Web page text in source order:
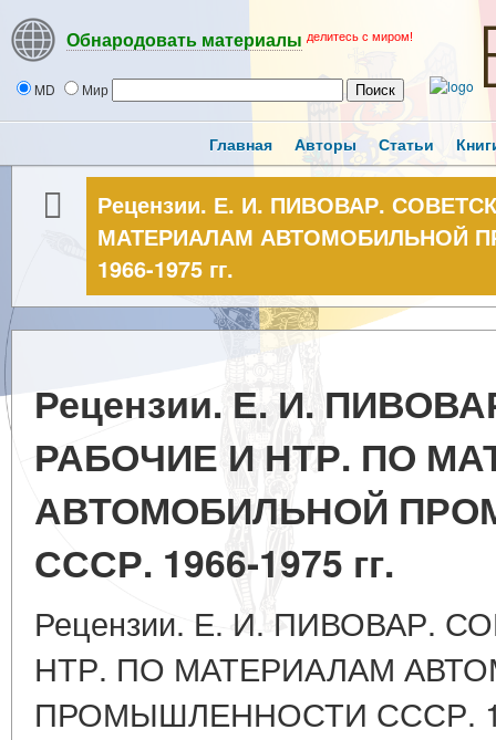
Обнародовать материалы делитесь с миром!
MD Мир
Главная Авторы Статьи
Рецензии. Е. И. ПИВОВАР.
МАТЕРИАЛАМ АВТОМОБИЛЬНОЙ
1966-1975 гг.
Рецензии. Е. И.
РАБОЧИЕ И НТР. ПО
АВТОМОБИЛЬНОЙ
СССР. 1966-1975 гг.
Рецензии. Е. И. ПИВОВАР.
НТР. ПО МАТЕРИАЛАМ
ПРОМЫШЛЕННОСТИ СССР.